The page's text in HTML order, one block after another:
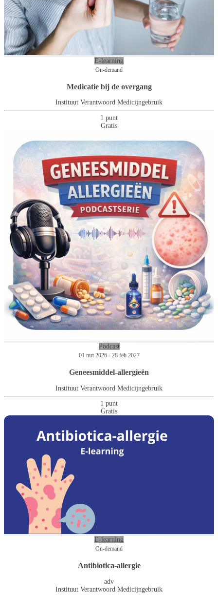
E-learning
On-demand
Medicatie bij de overgang
Instituut Verantwoord Medicijngebruik
1 punt
Gratis
Podcast
01 mrt 2026 - 28 feb 2027
Geneesmiddel-allergieën
Instituut Verantwoord Medicijngebruik
1 punt
Gratis
E-learning
On-demand
Antibiotica-allergie
adv
Instituut Verantwoord Medicijngebruik